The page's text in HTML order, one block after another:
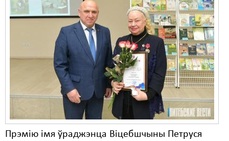
Прэмію імя ўраджэнца Віцебшчыны Петруся